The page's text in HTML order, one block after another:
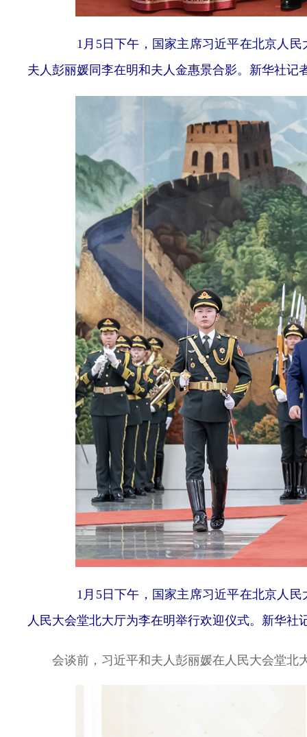
1月5日下午，国家主席习近平在北京人民
夫人彭丽媛同李在明和夫人金惠景合影。新华社记
1月5日下午，国家主席习近平在北京人民
人民大会堂北大厅为李在明举行欢迎仪式。新华社
会谈前，习近平和夫人彭丽媛在人民大会堂